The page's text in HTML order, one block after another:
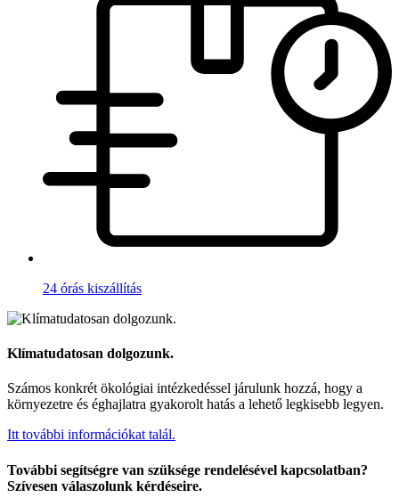
24 órás kiszállítás
Klímatudatosan dolgozunk.
Számos konkrét ökológiai intézkedéssel járulunk hozzá, hogy a
környezetre és éghajlatra gyakorolt hatás a lehető legkisebb legyen.
Itt további információkat talál.
További segítségre van szüksége rendelésével kapcsolatban?
Szívesen válaszolunk kérdéseire.